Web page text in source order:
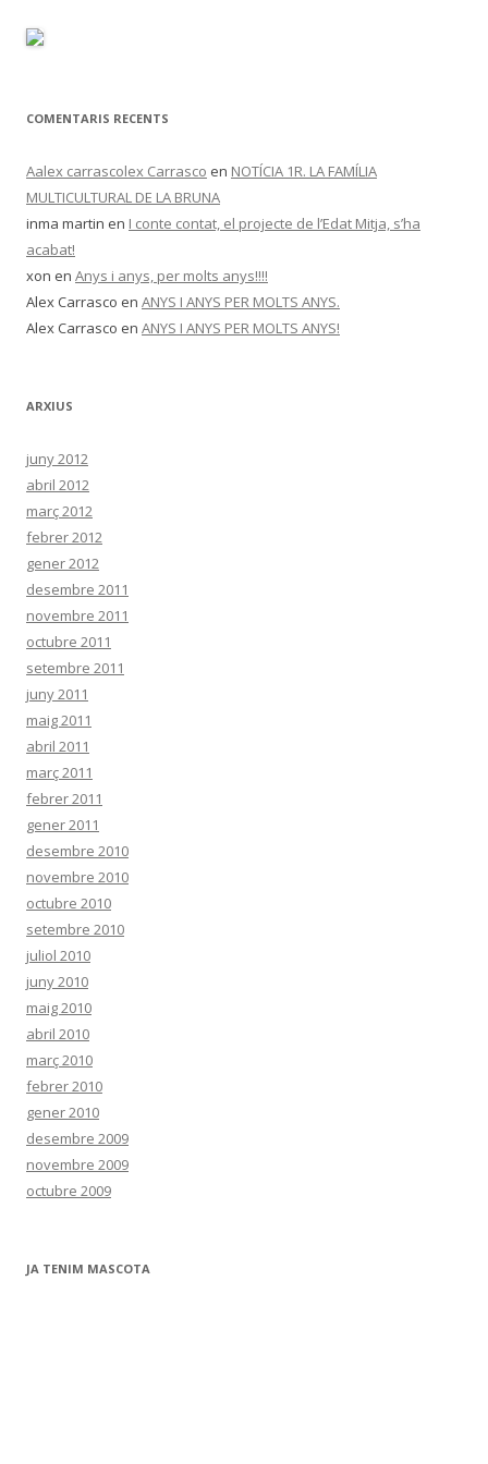
COMENTARIS RECENTS
Aalex carrascolex Carrasco en NOTÍCIA 1R. LA FAMÍLIA
MULTICULTURAL DE LA BRUNA
inma martin en I conte contat, el projecte de l’Edat Mitja, s’ha
acabat!
xon en Anys i anys, per molts anys!!!!
Alex Carrasco en ANYS I ANYS PER MOLTS ANYS.
Alex Carrasco en ANYS I ANYS PER MOLTS ANYS!
ARXIUS
juny 2012
abril 2012
març 2012
febrer 2012
gener 2012
desembre 2011
novembre 2011
octubre 2011
setembre 2011
juny 2011
maig 2011
abril 2011
març 2011
febrer 2011
gener 2011
desembre 2010
novembre 2010
octubre 2010
setembre 2010
juliol 2010
juny 2010
maig 2010
abril 2010
març 2010
febrer 2010
gener 2010
desembre 2009
novembre 2009
octubre 2009
JA TENIM MASCOTA